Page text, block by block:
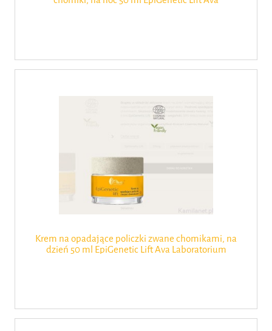
Krem na opadające policzki zwane chomikami, na
dzień 50 ml EpiGenetic Lift Ava Laboratorium